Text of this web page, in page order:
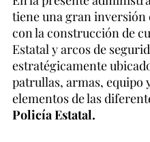
tiene una gran inversión
con la construcción de
Estatal y arcos de
estratégicamente
patrullas, armas, equipo
elementos de las
Policía Estatal.